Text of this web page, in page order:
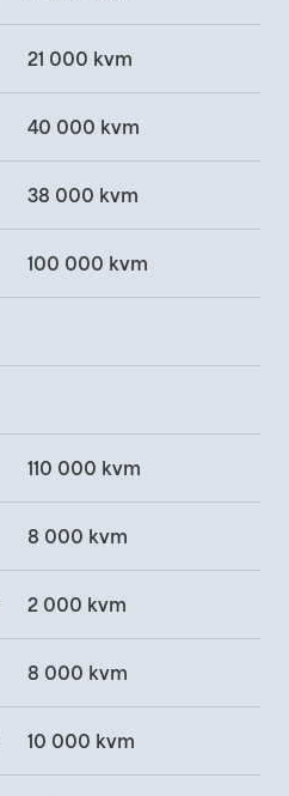
21 000 kvm
40 000 kvm
38 000 kvm
100 000 kvm
110 000 kvm
8 000 kvm
2 000 kvm
8 000 kvm
10 000 kvm